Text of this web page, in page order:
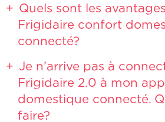
Quels sont les
Frigidaire confort
connecté?
Je n’arrive pas à
Frigidaire 2.0 à mon
domestique connecté.
faire?